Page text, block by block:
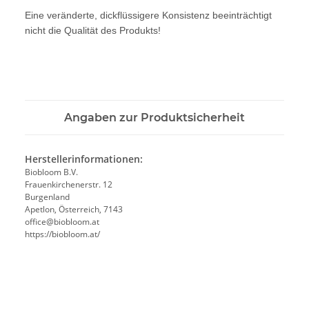
Eine veränderte, dickflüssigere Konsistenz beeinträchtigt
nicht die Qualität des Produkts!
Angaben zur Produktsicherheit
Herstellerinformationen:
Biobloom B.V.
Frauenkirchenerstr. 12
Burgenland
Apetlon, Österreich, 7143
office@biobloom.at
https://biobloom.at/